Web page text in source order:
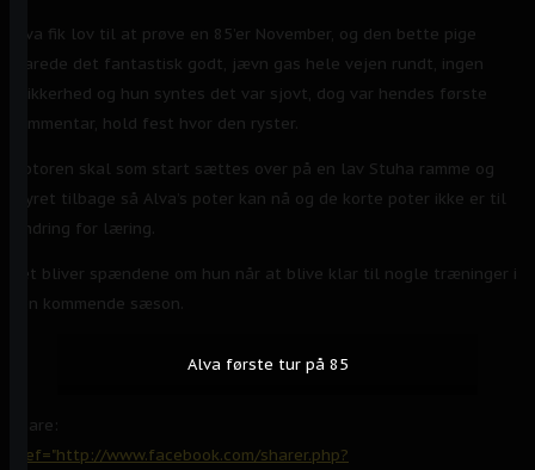
Alva fik lov til at prøve en 85’er November, og den bette pige
klarede det fantastisk godt, jævn gas hele vejen rundt, ingen
usikkerhed og hun syntes det var sjovt, dog var hendes første
kommentar, hold fest hvor den ryster.
Motoren skal som start sættes over på en lav Stuha ramme og
styret tilbage så Alva’s poter kan nå og de korte poter ikke er til
hindring for læring.
Det bliver spændene om hun når at blive klar til nogle træninger i
den kommende sæson.
Alva første tur på 85
Share:
href="http://www.facebook.com/sharer.php?